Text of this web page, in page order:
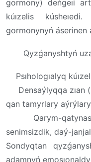
gormony) deńgeıi
kúızelis
gormonynyń áserinen
Qyzǵanyshtyń
Psıhologıalyq
Densaýlyqqa zıan
qan tamyrlary
Qarym-
senimsizdik, daý-
Sondyqtan
adamnyń